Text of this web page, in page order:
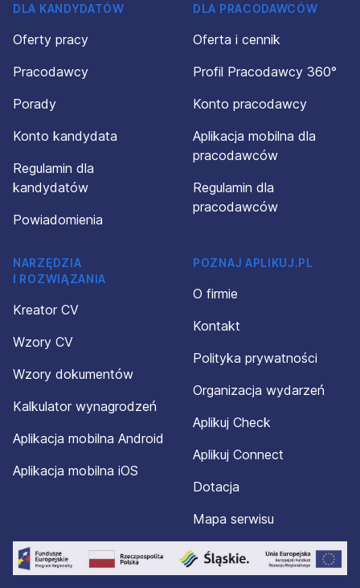
DLA KANDYDATÓW
Oferty pracy
Pracodawcy
Porady
Konto kandydata
Regulamin dla
kandydatów
Powiadomienia
DLA PRACODAWCÓW
Oferta i cennik
Profil Pracodawcy 360°
Konto pracodawcy
Aplikacja mobilna dla
pracodawców
Regulamin dla
pracodawców
NARZĘDZIA
I ROZWIĄZANIA
Kreator CV
Wzory CV
Wzory dokumentów
Kalkulator wynagrodzeń
Aplikacja mobilna Android
Aplikacja mobilna iOS
POZNAJ APLIKUJ.PL
O firmie
Kontakt
Polityka prywatności
Organizacja wydarzeń
Aplikuj Check
Aplikuj Connect
Dotacja
Mapa serwisu